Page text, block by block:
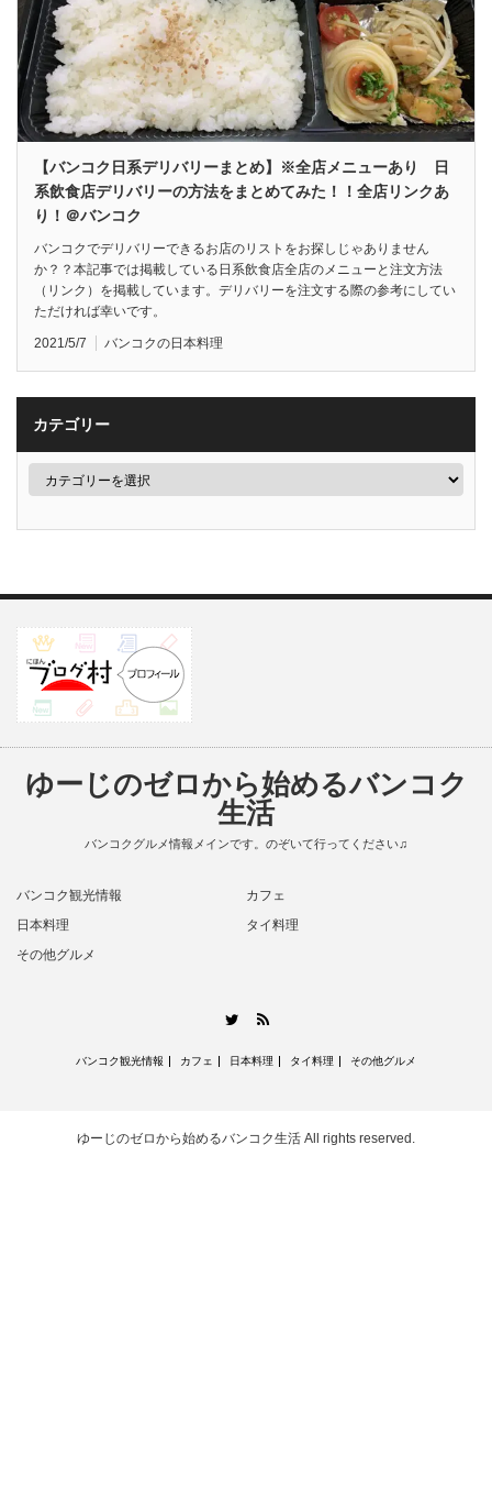
【バンコク日系デリバリーまとめ】※全店メニューあり 日
系飲食店デリバリーの方法をまとめてみた！！全店リンクあ
り！＠バンコク
バンコクでデリバリーできるお店のリストをお探しじゃありません
か？？本記事では掲載している日系飲食店全店のメニューと注文方法
（リンク）を掲載しています。デリバリーを注文する際の参考にしてい
ただければ幸いです。
2021/5/7 バンコクの日本料理
カテゴリー
ゆーじのゼロから始めるバンコク
生活
バンコクグルメ情報メインです。のぞいて行ってください♫
バンコク観光情報
カフェ
日本料理
タイ料理
その他グルメ
Twitter
バンコク観光情報 カフェ 日本料理 タイ料理 その他グルメ
ゆーじのゼロから始めるバンコク生活 All rights reserved.